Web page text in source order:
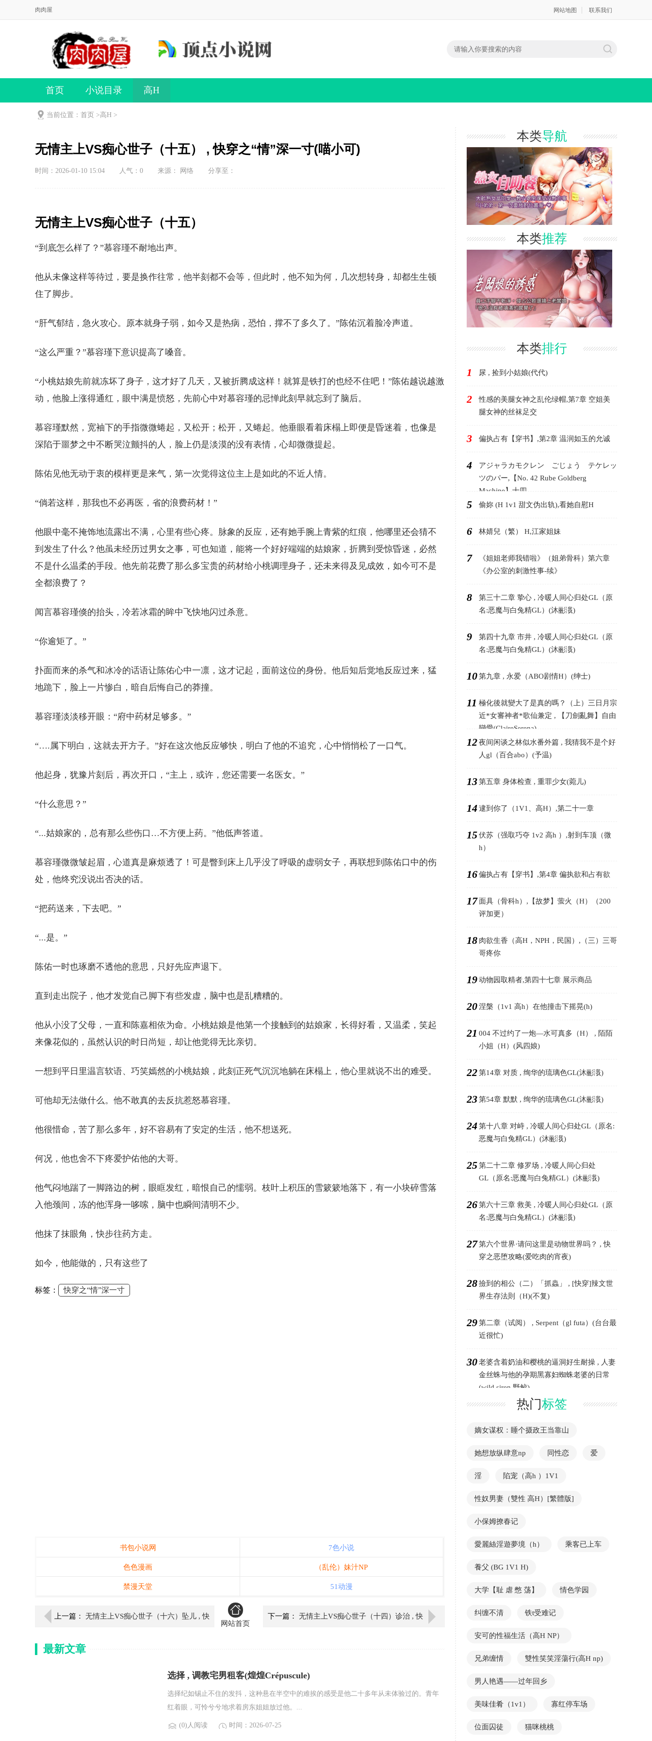
肉肉屋 网站地图 联系我们
首页 小说目录 高H
当前位置：首页 >高H >
无情主上VS痴心世子（十五） , 快穿之“情”深一寸(喵小可)
时间：2026-01-10 15:04 人气： 0 来源： 网络 分享至：
无情主上VS痴心世子（十五）
“到底怎么样了？”慕容瑾不耐地出声。
他从未像这样等待过，要是换作往常，他半刻都不会等，但此时，他不知为何，几次想转身，却都生生顿
住了脚步。
“肝气郁结，急火攻心。原本就身子弱，如今又是热病，恐怕，撑不了多久了。”陈佑沉着脸冷声道。
“这么严重？”慕容瑾下意识提高了嗓音。
“小桃姑娘先前就冻坏了身子，这才好了几天，又被折腾成这样！就算是铁打的也经不住吧！”陈佑越说越激
动，他脸上涨得通红，眼中满是愤怒，先前心中对慕容瑾的忌惮此刻早就忘到了脑后。
慕容瑾默然，宽袖下的手指微微蜷起，又松开；松开，又蜷起。他垂眼看着床榻上即便是昏迷着，也像是
深陷于噩梦之中不断哭泣颤抖的人，脸上仍是淡漠的没有表情，心却微微提起。
陈佑见他无动于衷的模样更是来气，第一次觉得这位主上是如此的不近人情。
“倘若这样，那我也不必再医，省的浪费药材！”
他眼中毫不掩饰地流露出不满，心里有些心疼。脉象的反应，还有她手腕上青紫的红痕，他哪里还会猜不
到发生了什么？他虽未经历过男女之事，可也知道，能将一个好好端端的姑娘家，折腾到受惊昏迷，必然
不是什么温柔的手段。他先前花费了那么多宝贵的药材给小桃调理身子，还未来得及见成效，如今可不是
全都浪费了？
闻言慕容瑾倏的抬头，冷若冰霜的眸中飞快地闪过杀意。
“你逾矩了。”
扑面而来的杀气和冰冷的话语让陈佑心中一凛，这才记起，面前这位的身份。他后知后觉地反应过来，猛
地跪下，脸上一片惨白，暗自后悔自己的莽撞。
慕容瑾淡淡移开眼：“府中药材足够多。”
“….属下明白，这就去开方子。”好在这次他反应够快，明白了他的不追究，心中悄悄松了一口气。
他起身，犹豫片刻后，再次开口，“主上，或许，您还需要一名医女。”
“什么意思？”
“...姑娘家的，总有那么些伤口…不方便上药。”他低声答道。
慕容瑾微微皱起眉，心道真是麻烦透了！可是瞥到床上几乎没了呼吸的虚弱女子，再联想到陈佑口中的伤
处，他终究没说出否决的话。
“把药送来，下去吧。”
“...是。”
陈佑一时也琢磨不透他的意思，只好先应声退下。
直到走出院子，他才发觉自己脚下有些发虚，脑中也是乱糟糟的。
他从小没了父母，一直和陈嘉相依为命。小桃姑娘是他第一个接触到的姑娘家，长得好看，又温柔，笑起
来像花似的，虽然认识的时日尚短，却让他觉得无比亲切。
一想到平日里温言软语、巧笑嫣然的小桃姑娘，此刻正死气沉沉地躺在床榻上，他心里就说不出的难受。
可他却无法做什么。他不敢真的去反抗惹怒慕容瑾。
他很惜命，苦了那么多年，好不容易有了安定的生活，他不想送死。
何况，他也舍不下疼爱护佑他的大哥。
他气闷地踹了一脚路边的树，眼眶发红，暗恨自己的懦弱。枝叶上积压的雪簌簌地落下，有一小块碎雪落
入他颈间，冻的他浑身一哆嗦，脑中也瞬间清明不少。
他抹了抹眼角，快步往药方走。
如今，他能做的，只有这些了
标签： 快穿之“情”深一寸
书包小说网 7色小说
色色漫画 （乱伦）妹汁NP
禁漫天堂 51动漫
上一篇： 无情主上VS痴心世子（十六）坠儿 , 快
网站首页
下一篇： 无情主上VS痴心世子（十四）诊治 , 快
最新文章
选择 , 调教宅男租客(煌煌Crépuscule)
选择纪如锡止不住的发抖，这种悬在半空中的难挨的感受是他二十多年从未体验过的。青年
红着眼，可怜兮兮地求着房东姐姐放过他。...
(0)人阅读 时间：2026-07-25
本类导航
本类推荐
本类排行
1 尿 , 捡到小姑娘(代代)
2
性感的美腿女神之乱伦绿帽,第7章 空姐美
腿女神的丝袜足交
3 偏执占有【穿书】,第2章 温润如玉的允诚
4
アジャラカモクレン ごじょう テケレッ
ツのパー,【No. 42 Rube Goldberg
Machine】十四
5 偷妳 (H 1v1 甜文伪出轨),看她自慰H
6 林婧兒（繁） H,江家姐妹
7
《姐姐老师我错啦》（姐弟骨科）第六章
《办公室的刺激性事-续》
8
第三十二章 挚心 , 冷暖人间心归处GL（原
名:恶魔与白兔精GL）(沐彨涐)
9
第四十九章 市井 , 冷暖人间心归处GL（原
名:恶魔与白兔精GL）(沐彨涐)
10第九章 , 永爱（ABO剧情H）(绅士)
11 極化後就變大了是真的嗎？（上）三日月宗
近*女審神者*歌仙兼定 , 【刀劍亂舞】自由
戀愛(ClaireSerena)
12夜间闲谈之林似水番外篇 , 我猜我不是个好
人gl（百合abo）(予温)
13第五章 身体检查 , 重罪少女(菀儿)
14逮到你了（1V1、高H）,第二十一章
15伏苏（强取巧夺 1v2 高h ）,射到车顶（微
h）
16偏执占有【穿书】,第4章 偏执欲和占有欲
17面具（骨科h）,【故梦】萤火（H）（200
评加更）
18 肉欲生香（高H，NPH，民国）,（三）三哥
哥疼你
19动物园取精者,第四十七章 展示商品
20涅槃（1v1 高h）在他撞击下摇晃(h)
21 004 不过约了一炮—水可真多（H） , 陌陌
小姐（H）(风四娘)
22第14章 对质 , 绚华的琉璃色GL(沐彨涐)
23第54章 默默 , 绚华的琉璃色GL(沐彨涐)
24第十八章 对峙 , 冷暖人间心归处GL（原名:
恶魔与白兔精GL）(沐彨涐)
25第二十二章 修罗场 , 冷暖人间心归处
GL（原名:恶魔与白兔精GL）(沐彨涐)
26第六十三章 救美 , 冷暖人间心归处GL（原
名:恶魔与白兔精GL）(沐彨涐)
27第六个世界·请问这里是动物世界吗？ , 快
穿之恶堕攻略(爱吃肉的宵夜)
28撿到的相公（二）「抓蟲」 , [快穿]辣文世
界生存法則（H)(不复)
29第二章（试阅） , Serpent（gl futa）(台台最
近很忙)
30老婆含着奶油和樱桃的逼洞好生耐操 , 人妻
金丝蛛与他的孕期黑寡妇蜘蛛老婆的日常
(wild siren 野鲛)
热门标签
嫡女谋权：睡个摄政王当靠山
她想放纵肆意np 同性恋 爱
淫 陷宠（高h ）1V1
性奴男妻（雙性 高H）[繁體版]
小保姆撩春记
愛麗絲淫遊夢境（h） 乘客已上车
養父 (BG 1V1 H)
大学【耻 虐 憋 荡】 情色学园
纠缠不清 铁t受难记
安可的性福生活（高H NP）
兄弟缠情 雙性笑笑淫蕩行(高H np)
男人艳遇——过年回乡
美味佳肴（1v1） 寡红停车场
位面囚徒 猫咪桃桃